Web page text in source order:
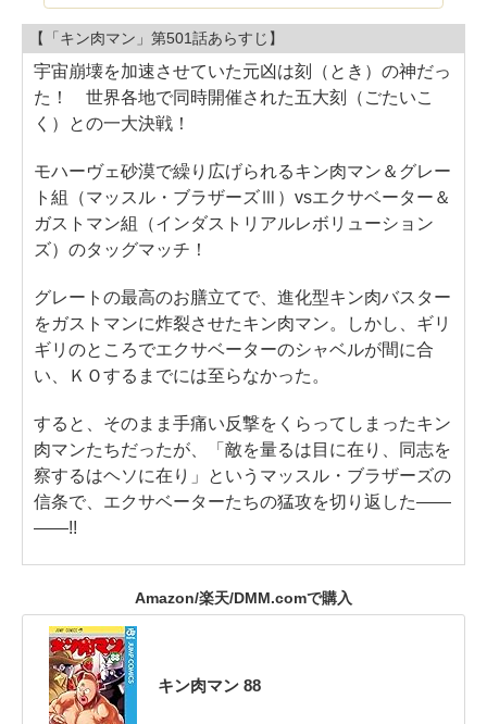
【「キン肉マン」第501話あらすじ】
宇宙崩壊を加速させていた元凶は刻（とき）の神だっ
た！ 世界各地で同時開催された五大刻（ごたいこ
く）との一大決戦！
モハーヴェ砂漠で繰り広げられるキン肉マン＆グレー
ト組（マッスル・ブラザーズⅢ）vsエクサベーター＆
ガストマン組（インダストリアルレボリューション
ズ）のタッグマッチ！
グレートの最高のお膳立てで、進化型キン肉バスター
をガストマンに炸裂させたキン肉マン。しかし、ギリ
ギリのところでエクサベーターのシャベルが間に合
い、ＫＯするまでには至らなかった。
すると、そのまま手痛い反撃をくらってしまったキン
肉マンたちだったが、「敵を量るは目に在り、同志を
察するはヘソに在り」というマッスル・ブラザーズの
信条で、エクサベーターたちの猛攻を切り返した――
――!!
Amazon/楽天/DMM.comで購入
キン肉マン 88